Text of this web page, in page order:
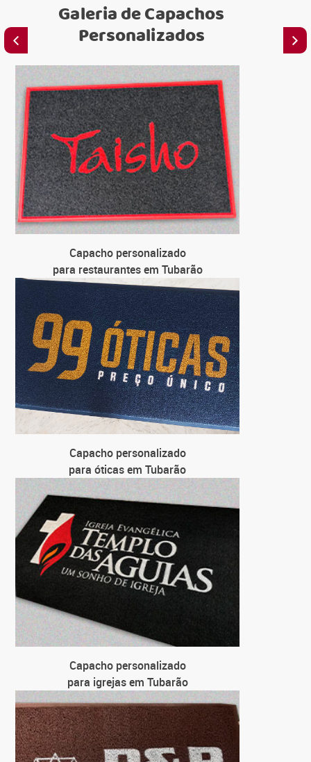
Galeria deCapachos
Personalizados
Capacho personalizado
para restaurantes em Tubarão
Capacho personalizado
para óticas em Tubarão
Capacho personalizado
para igrejas em Tubarão